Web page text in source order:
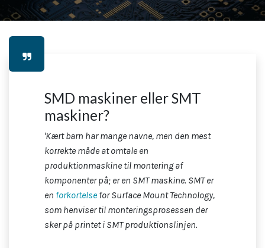
SMD maskiner eller SMT
maskiner?
'Kært barn har mange navne, men den mest
korrekte måde at omtale en
produktionmaskine til montering af
komponenter på; er en SMT maskine. SMT er
en forkortelse for Surface Mount Technology,
som henviser til monteringsprosessen der
sker på printet i SMT produktionslinjen.